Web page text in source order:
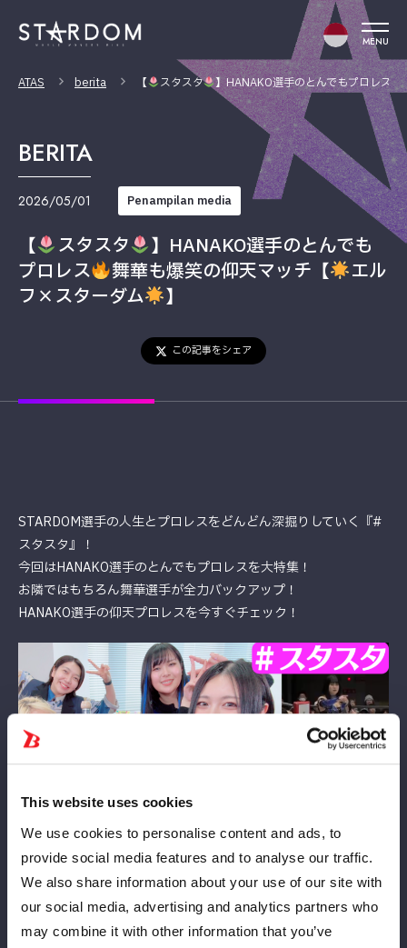
This website uses cookies
We use cookies to personalise content and ads, to
provide social media features and to analyse our traffic.
We also share information about your use of our site with
our social media, advertising and analytics partners who
may combine it with other information that you’ve
MENU
ATAS berita 【 スタスタ 】HANAKO選手のとんでもプロレス
BERITA
2026/05/01 Penampilan media
【 スタスタ
】HANAKO選手のとんでも
プロレス
舞華も爆笑の仰天マッチ【
エル
フ×スターダム
】
この記事をシェア
STARDOM選手の人生とプロレスをどんどん深掘りしていく『#
スタスタ』！
今回はHANAKO選手のとんでもプロレスを大特集！
お隣ではもちろん舞華選手が全力バックアップ！
HANAKO選手の仰天プロレスを今すぐチェック！
【番組情報】
▼エルフ×スターダムの女子トークバラエティ！
◆番組名：『スターダム★スタジオ』
◆配信日程：5/1 （金）夜10時配信